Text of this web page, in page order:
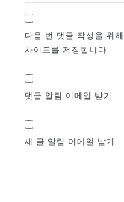
다음 번 댓글 작성을 위
사이트를 저장합니다.
댓글 알림 이메일 받기
새 글 알림 이메일 받기